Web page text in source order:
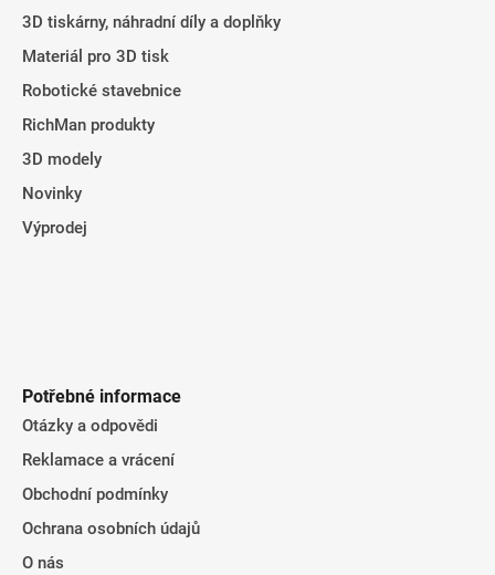
3D tiskárny, náhradní díly a doplňky
Materiál pro 3D tisk
Robotické stavebnice
RichMan produkty
3D modely
Novinky
Výprodej
Potřebné informace
Otázky a odpovědi
Reklamace a vrácení
Obchodní podmínky
Ochrana osobních údajů
O nás